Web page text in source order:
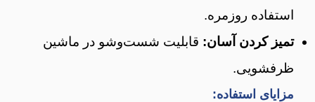
استفاده روزمره.
تمیز کردن آسان: قابلیت شست‌وشو در ماشین
ظرفشویی.
مزایای استفاده: